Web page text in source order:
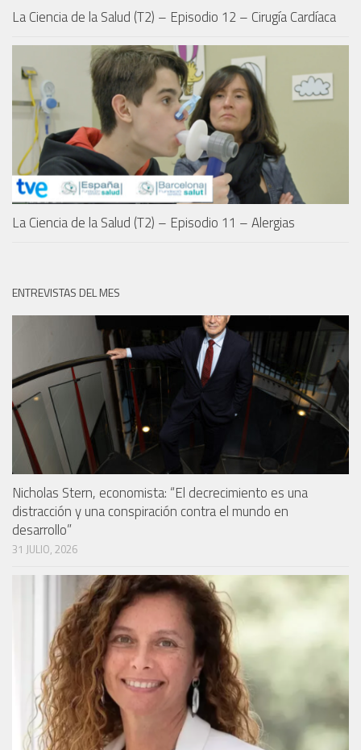
La Ciencia de la Salud (T2) – Episodio 12 – Cirugía Cardíaca
La Ciencia de la Salud (T2) – Episodio 11 – Alergias
ENTREVISTAS DEL MES
Nicholas Stern, economista: “El decrecimiento es una
distracción y una conspiración contra el mundo en
desarrollo”
31 JULIO, 2026